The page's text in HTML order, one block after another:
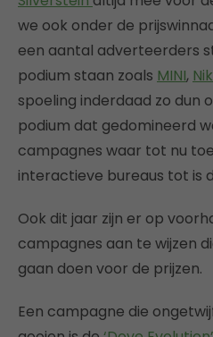
we ook onder de
een aantal adverteerders
podium staan zoals MINI,
spoeling inderdaad zo dun
podium dat gedomineerd
campagnes waar tot nu
interactieve bureaus tot is
Ook dit jaar zijn er op
campagnes aan te wijzen
gaan doen voor de prijzen.
Een campagne die